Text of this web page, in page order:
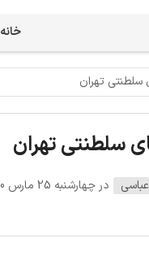
خانه
سلطنتی تهران
سلطنتی تهران
در چهارشنبه 25 مارس 2020